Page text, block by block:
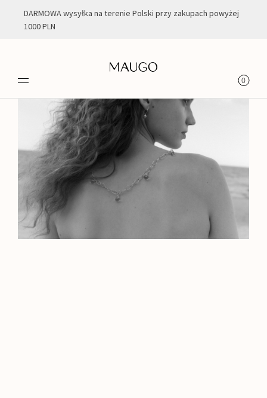
DARMOWA wysyłka na terenie Polski przy zakupach powyżej
1000 PLN
0